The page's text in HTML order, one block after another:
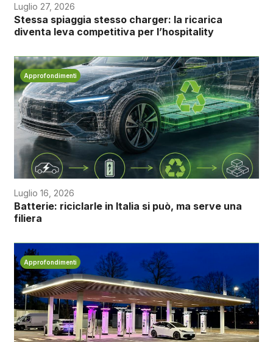
Luglio 27, 2026
Stessa spiaggia stesso charger: la ricarica
diventa leva competitiva per l’hospitality
Approfondimenti
Luglio 16, 2026
Batterie: riciclarle in Italia si può, ma serve una
filiera
Approfondimenti